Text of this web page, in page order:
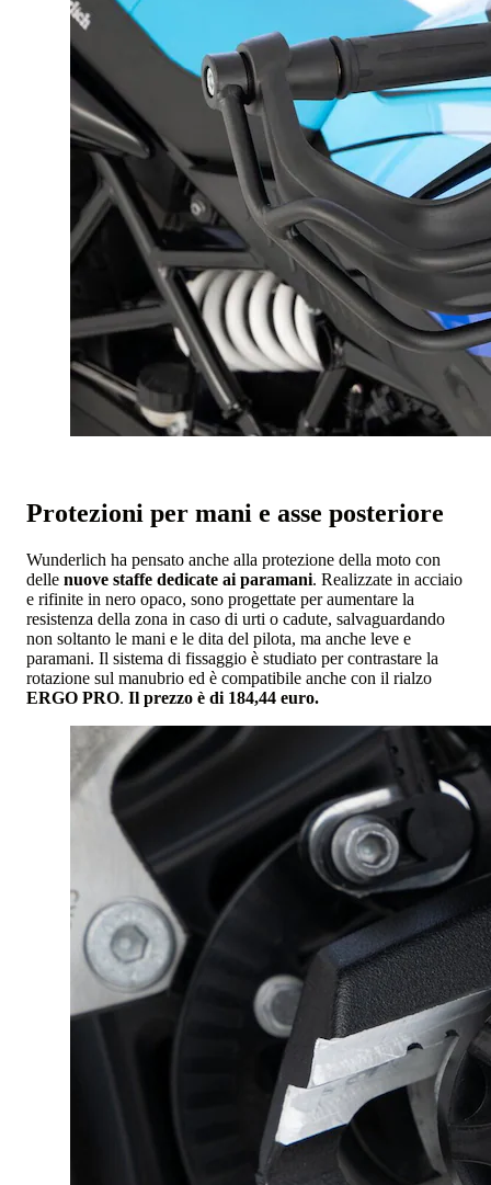
Protezioni per mani e asse posteriore
Wunderlich ha pensato anche alla protezione della moto con
delle nuove staffe dedicate ai paramani. Realizzate in acciaio
e rifinite in nero opaco, sono progettate per aumentare la
resistenza della zona in caso di urti o cadute, salvaguardando
non soltanto le mani e le dita del pilota, ma anche leve e
paramani. Il sistema di fissaggio è studiato per contrastare la
rotazione sul manubrio ed è compatibile anche con il rialzo
ERGO PRO. Il prezzo è di 184,44 euro.